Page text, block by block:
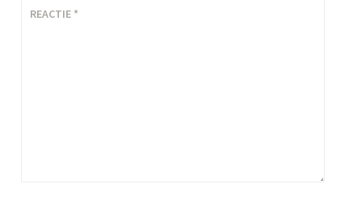
REACTIE *